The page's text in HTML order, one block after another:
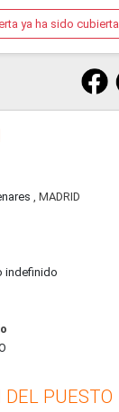
ya ha sido cubierta
, MADRID
indefinido
DEL PUESTO